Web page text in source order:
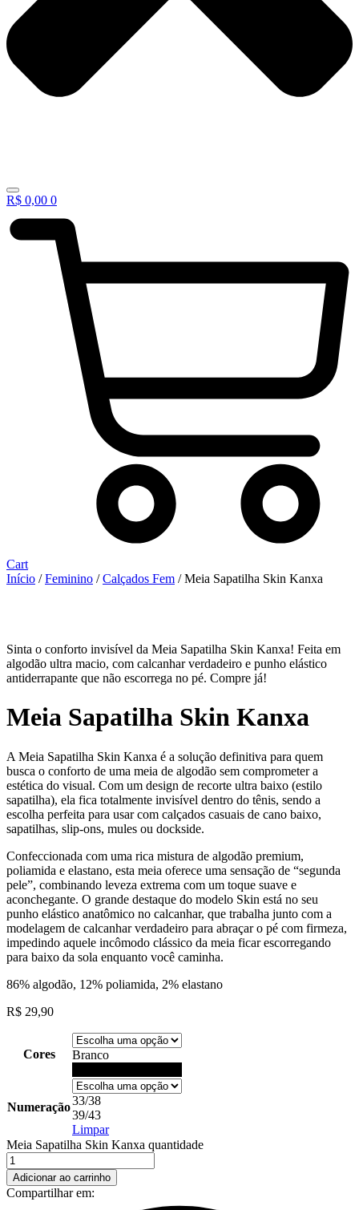
R$ 0,00 0
Cart
Início /Feminino /Calçados Fem / Meia Sapatilha Skin Kanxa
Sinta o conforto invisível da Meia Sapatilha Skin Kanxa! Feita em
algodão ultra macio, com calcanhar verdadeiro e punho elástico
antiderrapante que não escorrega no pé. Compre já!
Meia Sapatilha Skin Kanxa
A Meia Sapatilha Skin Kanxa é a solução definitiva para quem
busca o conforto de uma meia de algodão sem comprometer a
estética do visual. Com um design de recorte ultra baixo (estilo
sapatilha), ela fica totalmente invisível dentro do tênis, sendo a
escolha perfeita para usar com calçados casuais de cano baixo,
sapatilhas, slip-ons, mules ou dockside.
Confeccionada com uma rica mistura de algodão premium,
poliamida e elastano, esta meia oferece uma sensação de “segunda
pele”, combinando leveza extrema com um toque suave e
aconchegante. O grande destaque do modelo Skin está no seu
punho elástico anatômico no calcanhar, que trabalha junto com a
modelagem de calcanhar verdadeiro para abraçar o pé com firmeza,
impedindo aquele incômodo clássico da meia ficar escorregando
para baixo da sola enquanto você caminha.
86% algodão, 12% poliamida, 2% elastano
R$ 29,90
Cores
Branco
Numeração33/38
39/43
Limpar
Meia Sapatilha Skin Kanxa quantidade
Adicionar ao carrinho
Compartilhar em: